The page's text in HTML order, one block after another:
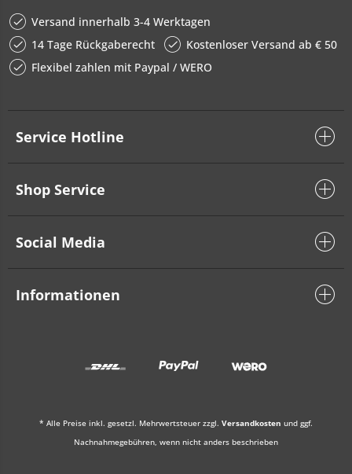
Versand innerhalb 3-4 Werktagen
14 Tage Rückgaberecht
Kostenloser Versand ab € 50
Flexibel zahlen mit Paypal / WERO
Service Hotline
Shop Service
Social Media
Informationen
* Alle Preise inkl. gesetzl. Mehrwertsteuer zzgl. Versandkosten und ggf.
Nachnahmegebühren, wenn nicht anders beschrieben